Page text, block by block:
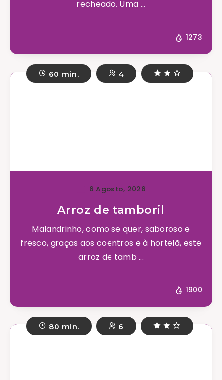
recheado. Uma ...
1273
60 min. 4
6 Agosto, 2026
Arroz de tamboril
Malandrinho, como se quer, saboroso e
fresco, graças aos coentros e à hortelã, este
arroz de tamb ...
1900
80 min. 6